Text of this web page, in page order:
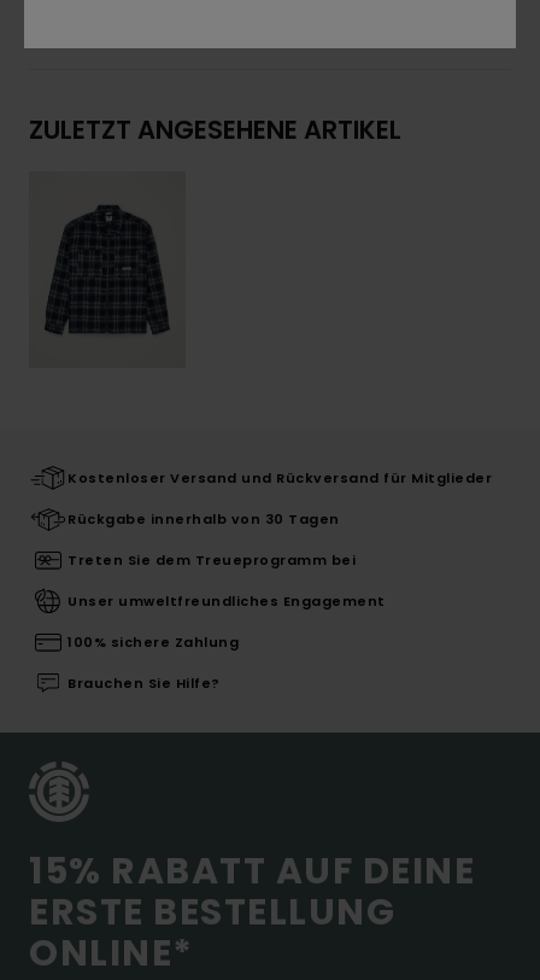
ZULETZT ANGESEHENE ARTIKEL
Kostenloser Versand und Rückversand für Mitglieder
Rückgabe innerhalb von 30 Tagen
Treten Sie dem Treueprogramm bei
Unser umweltfreundliches Engagement
100% sichere Zahlung
Brauchen Sie Hilfe?
15% RABATT AUF DEINE
ERSTE BESTELLUNG
ONLINE*